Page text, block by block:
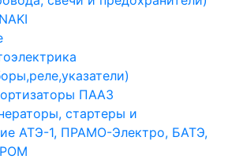
ПААЗ
стартеры и
АТЭ-1, ПРАМО-Электро, БАТЭ,